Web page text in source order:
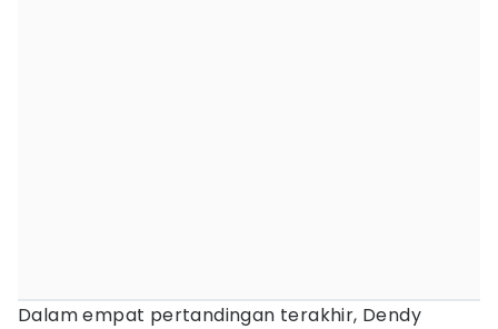
Dalam empat pertandingan terakhir, Dendy